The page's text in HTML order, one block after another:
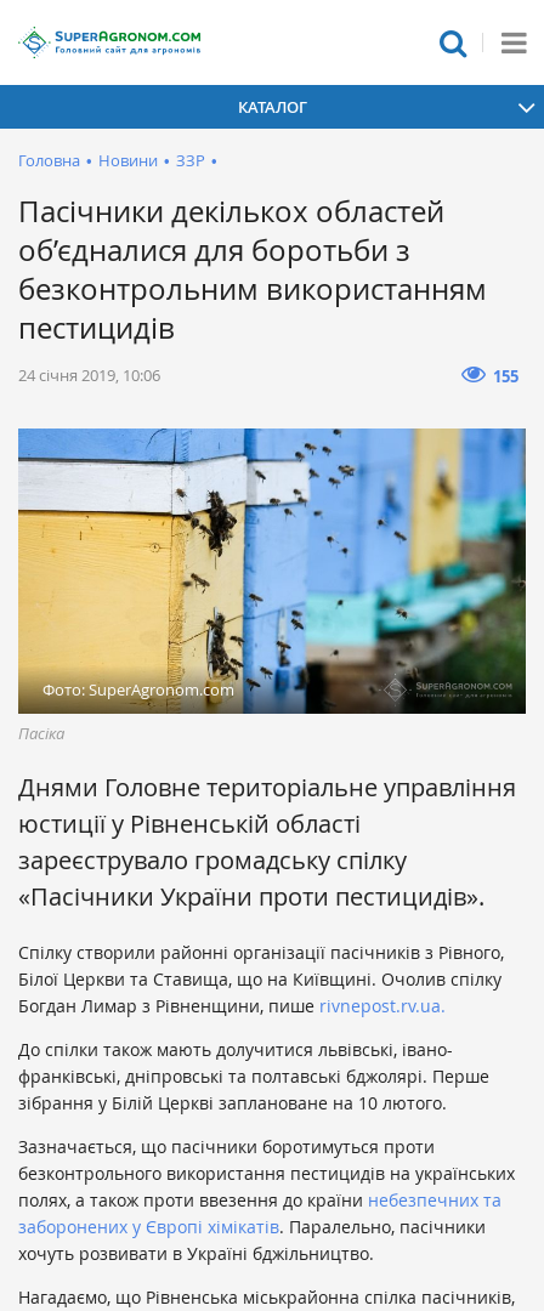
КАТАЛОГ
Головна • Новини • ЗЗР •
Пасічники декількох областей
об’єдналися для боротьби з
безконтрольним використанням
пестицидів
24 січня 2019, 10:06 155
Фото: SuperAgronom.com
Пасіка
Днями Головне територіальне управління
юстиції у Рівненській області
зареєструвало громадську спілку
«Пасічники України проти пестицидів».
Спілку створили районні організації пасічників з Рівного,
Білої Церкви та Ставища, що на Київщині. Очолив спілку
Богдан Лимар з Рівненщини, пише rivnepost.rv.ua.
До спілки також мають долучитися львівські, івано-
франківські, дніпровські та полтавські бджолярі. Перше
зібрання у Білій Церкві заплановане на 10 лютого.
Зазначається, що пасічники боротимуться проти
безконтрольного використання пестицидів на українських
полях, а також проти ввезення до країни небезпечних та
заборонених у Європі хімікатів. Паралельно, пасічники
хочуть розвивати в Україні бджільництво.
Нагадаємо, що Рівненська міськрайонна спілка пасічників,